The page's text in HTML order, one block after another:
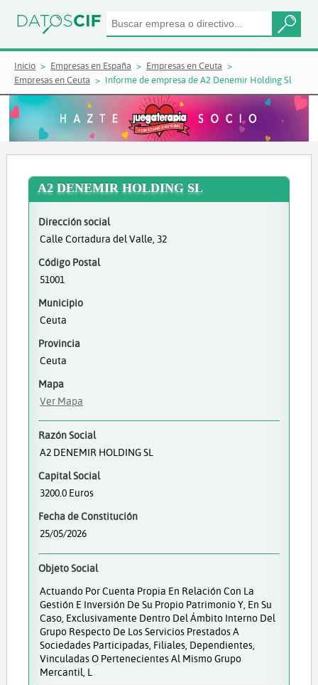
Inicio Empresas en España
Empresas en Ceuta
Empresas en Ceuta
Informe de empresa de A2 Denemir Holding Sl
A2 DENEMIR HOLDING SL
Dirección social
Calle Cortadura del Valle, 32
Código Postal
51001
Municipio
Ceuta
Provincia
Ceuta
Mapa
Ver Mapa
Razón Social
A2 DENEMIR HOLDING SL
Capital Social
3200.0 Euros
Fecha de Constitución
25/05/2026
Objeto Social
Actuando Por Cuenta Propia En Relación Con La
Gestión E Inversión De Su Propio Patrimonio Y, En Su
Caso, Exclusivamente Dentro Del Ámbito Interno Del
Grupo Respecto De Los Servicios Prestados A
Sociedades Participadas, Filiales, Dependientes,
Vinculadas O Pertenecientes Al Mismo Grupo
Mercantil, L